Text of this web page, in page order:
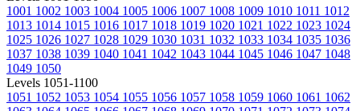
1001 1002 1003 1004 1005 1006 1007 1008 1009 1010 1011 1012
1013 1014 1015 1016 1017 1018 1019 1020 1021 1022 1023 1024
1025 1026 1027 1028 1029 1030 1031 1032 1033 1034 1035 1036
1037 1038 1039 1040 1041 1042 1043 1044 1045 1046 1047 1048
1049 1050
Levels 1051-1100
1051 1052 1053 1054 1055 1056 1057 1058 1059 1060 1061 1062